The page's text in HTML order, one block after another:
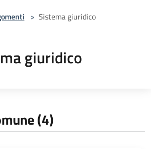
> Sistema giuridico
giuridico
(4)